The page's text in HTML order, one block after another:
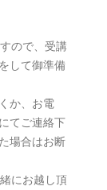
ので、受講
して御準備
か、お電
てご連絡下
場合はお断
にお越し頂